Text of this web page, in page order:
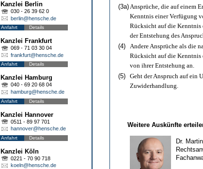
Kanzlei Berlin
030 - 26 39 62 0
berlin@hensche.de
Anfahrt Details
Kanzlei Frankfurt
069 - 71 03 30 04
frankfurt@hensche.de
Anfahrt Details
Kanzlei Hamburg
040 - 69 20 68 04
hamburg@hensche.de
Anfahrt Details
Kanzlei Hannover
0511 - 89 97 701
hannover@hensche.de
Anfahrt Details
Kanzlei Köln
0221 - 70 90 718
koeln@hensche.de
(3a)Ansprüche, die auf einem
Kenntnis einer Verfügung
Rücksicht auf die Kenntnis
der Entstehung des
(4)
Andere Ansprüche als die
Rücksicht auf die Kenntnis
von ihrer Entstehung an.
(5)
Geht der Anspruch auf ein
Zuwiderhandlung.
Weitere Auskünfte
Dr.